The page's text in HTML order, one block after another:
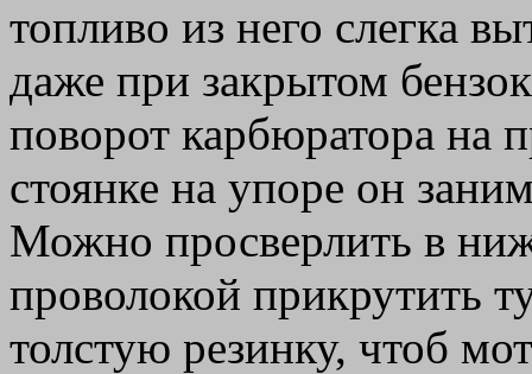
топливо из него слегка
даже при закрытом
поворот карбюратора на
стоянке на упоре он
Можно просверлить в
проволокой прикрутить
толстую резинку, чтоб